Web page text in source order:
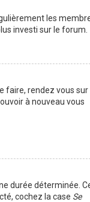
les
investi sur le forum.
faire, rendez vous sur
à nouveau vous
durée déterminée.
cochez la case Se